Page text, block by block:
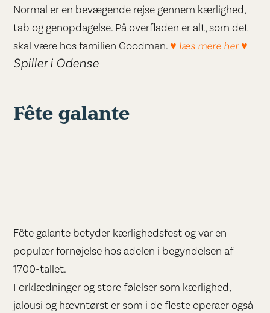
Normal er en bevægende rejse gennem kærlighed,
tab og genopdagelse. På overfladen er alt, som det
skal være hos familien Goodman. ♥ læs mere her ♥
Spiller i Odense
Fête galante
Fête galante betyder kærlighedsfest og var en
populær fornøjelse hos adelen i begyndelsen af
1700-tallet.
Forklædninger og store følelser som kærlighed,
jalousi og hævntørst er som i de fleste operaer også